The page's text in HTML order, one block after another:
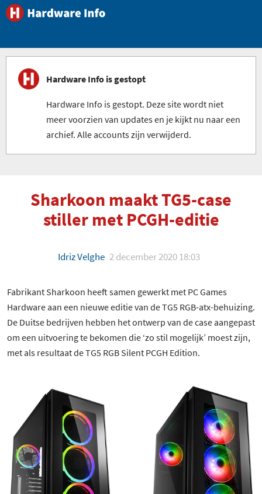
Hardware Info is gestopt
Hardware Info is gestopt. Deze site wordt niet
meer voorzien van updates en je kijkt nu naar een
archief. Alle accounts zijn verwijderd.
Sharkoon maakt TG5-case
stiller met PCGH-editie
Idriz Velghe 2 december 2020 18:03
Fabrikant Sharkoon heeft samen gewerkt met PC Games
Hardware aan een nieuwe editie van de TG5 RGB-atx-behuizing.
De Duitse bedrijven hebben het ontwerp van de case aangepast
om een uitvoering te bekomen die ‘zo stil mogelijk’ moest zijn,
met als resultaat de TG5 RGB Silent PCGH Edition.